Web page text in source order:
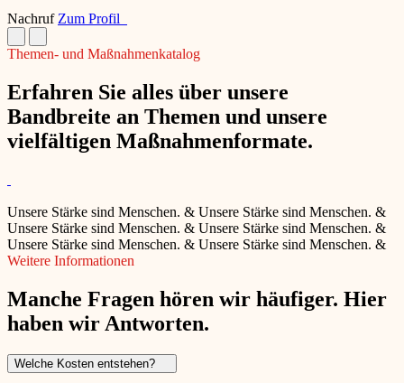
Nachruf Zum Profil
Themen- und Maßnahmenkatalog
Erfahren Sie alles über unsere
Bandbreite an Themen und unsere
vielfältigen Maßnahmenformate.
Unsere Stärke sind Menschen. & Unsere Stärke sind Menschen. &
Unsere Stärke sind Menschen. & Unsere Stärke sind Menschen. &
Unsere Stärke sind Menschen. & Unsere Stärke sind Menschen. &
Weitere Informationen
Manche Fragen hören wir häufiger. Hier
haben wir Antworten.
Welche Kosten entstehen?